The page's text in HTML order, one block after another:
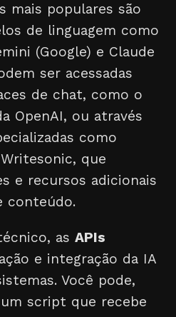
mais populares são
de linguagem como
(Google) e Claude
ser acessadas
de chat, como o
OpenAI, ou através
como
Writesonic, que
e recursos adicionais
conteúdo.
asAPIs
e integração da IA
Você pode,
script que recebe